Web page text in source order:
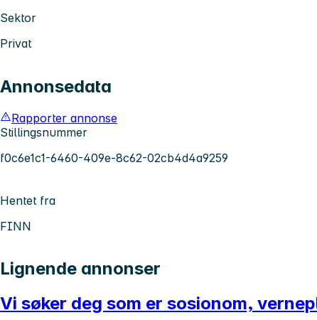
Sektor
Privat
Annonsedata
Rapporter annonse
Stillingsnummer
f0c6e1c1-6460-409e-8c62-02cb4d4a9259
Hentet fra
FINN
Lignende annonser
Vi søker deg som er sosionom,